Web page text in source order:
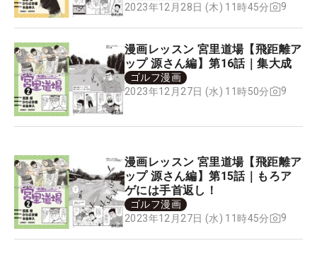
2023年12月28日 (木) 11時45分
9
漫画レッスン 宮里道場【飛距離ア
ップ 源さん編】第16話｜集大成
ゴルフ漫画
2023年12月27日 (水) 11時50分
9
漫画レッスン 宮里道場【飛距離ア
ップ 源さん編】第15話｜もろア
ゲには手首返し！
ゴルフ漫画
2023年12月27日 (水) 11時45分
9